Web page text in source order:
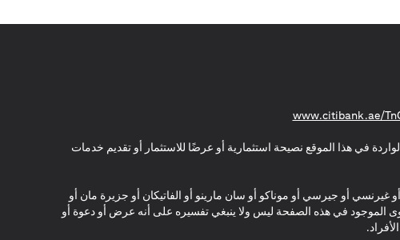
www.citibank.ae/
(opens in a new tab)
في هذا الموقع نصيحة استثمارية أو عرضًا للاستثمار أو تقديم خدمات
أو غيرنسي أو جيرسي أو موناكو أو سان مارينو أو الفاتيكان أو جزيرة مان أو
الموجود في هذه الصفحة ليس ولا ينبغي تفسيره على أنه عرض أو دعوة أو